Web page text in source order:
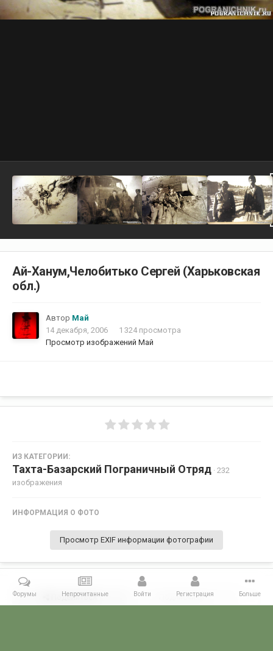
Ай-Ханум,Челобитько Сергей (Харьковская
обл.)
Автор Май
14 декабря, 2006
1 324 просмотра
Просмотр изображений Май
ИЗ КАТЕГОРИИ:
Тахта-Базарский Пограничный Отряд · 232
изображения
ИНФОРМАЦИЯ О ФОТО
Просмотр EXIF информации фотографии
Поделиться Подписчики 0
Форумы Непрочитанные Войти Регистрация Больше